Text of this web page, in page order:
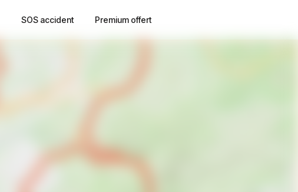
SOS accident Premium offert